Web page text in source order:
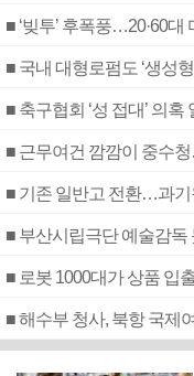
■ ‘빚투’ 후폭풍…20·60
■ 국내 대형로펌도 ‘생성형
■ 근무여건 깜깜이 중수
■ 기존 일반고 전환…과기
■ 부산시립극단 예술감독
■ 로봇 1000대가 상품 입
■ 해수부 청사, 북항 국제